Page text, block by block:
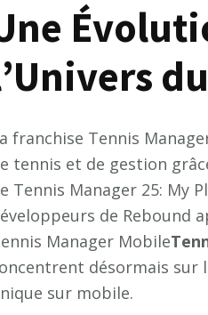
franchise Tennis
tennis et de gestion
Tennis Manager 25: My
de Rebound
Manager MobileTen
désormais sur
sur mobile.